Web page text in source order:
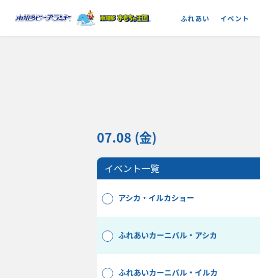
ふれあい イベント
07.08 (金)
イベント一覧
アシカ・イルカショー
ふれあいカーニバル・アシカ
ふれあいカーニバル・イルカ